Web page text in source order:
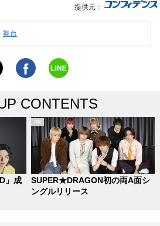
提供元：
舞台
CONTENTS
」成
SUPER★DRAGON初の両A面シ
ングルリリース